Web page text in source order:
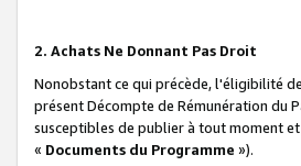
2. Achats Ne Donnant Pas Droit
Nonobstant ce qui précède, l'éligibilité
présent Décompte de Rémunération du
susceptibles de publier à tout moment
« Documents du Programme »).